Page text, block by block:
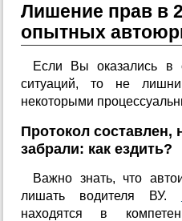
Лишение прав в
опытных
Если Вы оказались в
ситуаций, то не
некоторыми
Протокол составлен,
забрали: как ездить?
Важно знать, что
лишать водителя ВУ.
находятся в